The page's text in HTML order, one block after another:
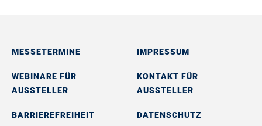
MESSETERMINE
WEBINARE FÜR
AUSSTELLER
BARRIEREFREIHEIT
IMPRESSUM
KONTAKT FÜR
AUSSTELLER
DATENSCHUTZ